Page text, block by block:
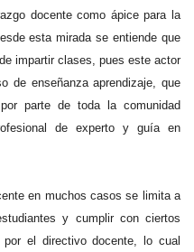
docente como ápice para la
esta mirada se entiende que
impartir clases, pues este actor
de enseñanza aprendizaje, que
parte de toda la comunidad
de experto y guía en
en muchos casos se limita a
y cumplir con ciertos
el directivo docente, lo cual